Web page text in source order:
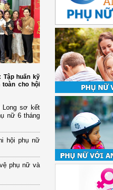
Tập huấn kỹ
toàn cho hội
Long sơ kết
nữ 6 tháng
hội phụ nữ
phụ nữ và